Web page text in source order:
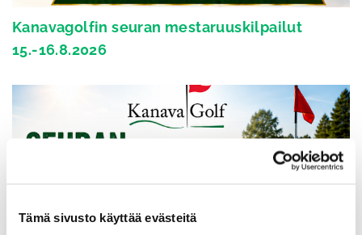
Tämä sivusto käyttää evästeitä
Kanavagolfin seuran mestaruuskilpailut
15.-16.8.2026